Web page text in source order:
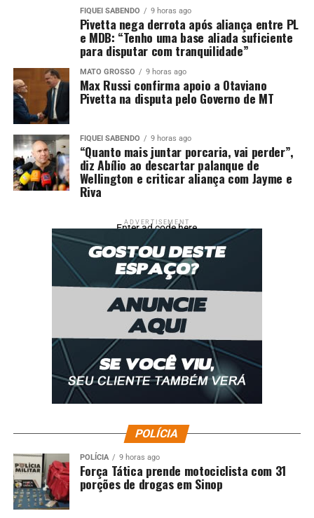
Leidiane Viegas.
O objetivo da Prefeitura de Sinop é estender o projeto
Mulheres do Campo para outras comunidades rurais da
cidade.
Fonte: Prefeitura de Sinop
RELATED TOPICS: ARTESANATO BANANEIRA
CURSO DESTAQUE FIBRA
NOVO PREFEITURA PROMOVE
Prefeitura de VG inicia vacinação nas escolas
municipais nesta quarta
Adolescente perde controle da moto, bate a cabeça no
chão e morre na MT-220
FIQUEI SABENDO 9 horas ago
Pivetta nega derrota após aliança entre PL
e MDB: “Tenho uma base aliada suficiente
para disputar com tranquilidade”
MATO GROSSO 9 horas ago
Max Russi confirma apoio a Otaviano
Pivetta na disputa pelo Governo de MT
FIQUEI SABENDO 9 horas ago
“Quanto mais juntar porcaria, vai perder”,
diz Abílio ao descartar palanque de
Wellington e criticar aliança com Jayme e
Riva
ADVERTISEMENT
Enter ad code here
POLÍCIA
POLÍCIA 9 horas ago
Força Tática prende motociclista com 31
porções de drogas em Sinop